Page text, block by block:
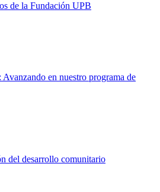
de la Fundación UPB
en nuestro programa de
del desarrollo comunitario